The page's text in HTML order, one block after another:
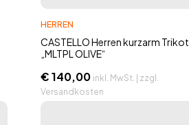
HERREN
CASTELLO Herren kurzarm Trikot
„MLTPL OLIVE“
€140,00 inkl. MwSt. | zzgl.
Versandkosten